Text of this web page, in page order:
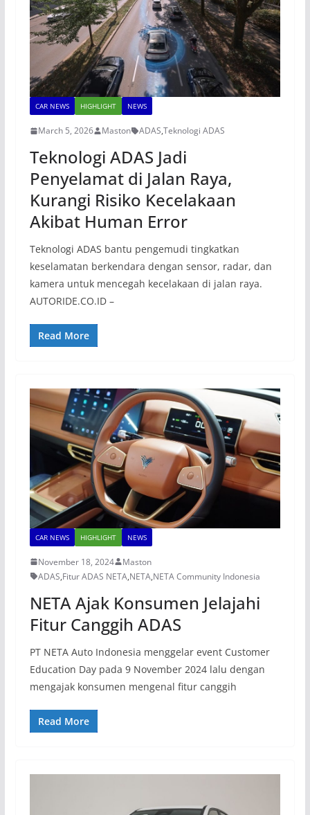
CAR NEWS HIGHLIGHT NEWS
March 5, 2026 Maston ADAS,Teknologi ADAS
Teknologi ADAS Jadi
Penyelamat di Jalan Raya,
Kurangi Risiko Kecelakaan
Akibat Human Error
Teknologi ADAS bantu pengemudi tingkatkan
keselamatan berkendara dengan sensor, radar, dan
kamera untuk mencegah kecelakaan di jalan raya.
AUTORIDE.CO.ID –
Read More
CAR NEWS HIGHLIGHT NEWS
November 18, 2024
Maston
ADAS,Fitur ADAS NETA,NETA,NETA Community Indonesia
NETA Ajak Konsumen Jelajahi
Fitur Canggih ADAS
PT NETA Auto Indonesia menggelar event Customer
Education Day pada 9 November 2024 lalu dengan
mengajak konsumen mengenal fitur canggih
Read More